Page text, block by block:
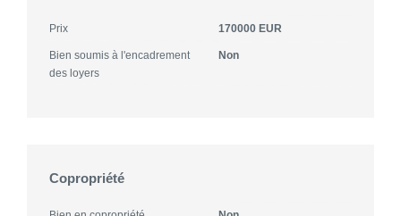
Prix 170000 EUR
Bien soumis à l'encadrement
des loyers
Non
Copropriété